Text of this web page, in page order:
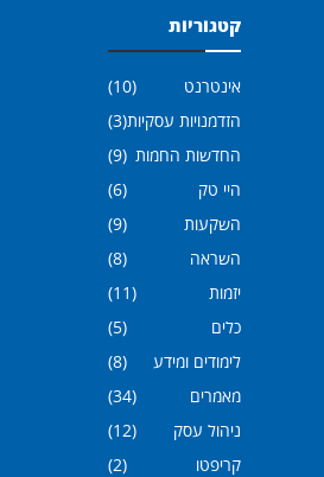
קטגוריות
אינטרנט
(10)
הזדמנויות עסקיות(3)
החדשות החמות (9)
היי טק
(6)
השקעות
(9)
השראה
(8)
יזמות
(11)
כלים
(5)
לימודים ומידע
(8)
מאמרים
(34)
ניהול עסק
(12)
קריפטו
(2)